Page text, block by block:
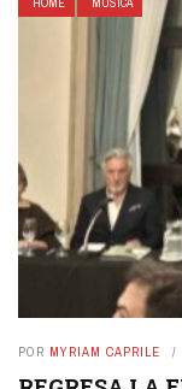
HOME MÚSICA
POR MYRIAM CAPRILE